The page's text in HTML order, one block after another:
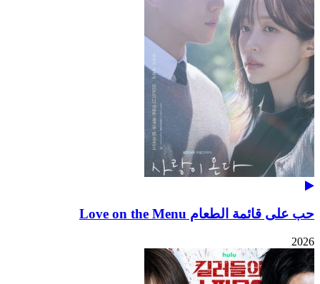
حب على قائمة الطعام Love on the Menu
2026